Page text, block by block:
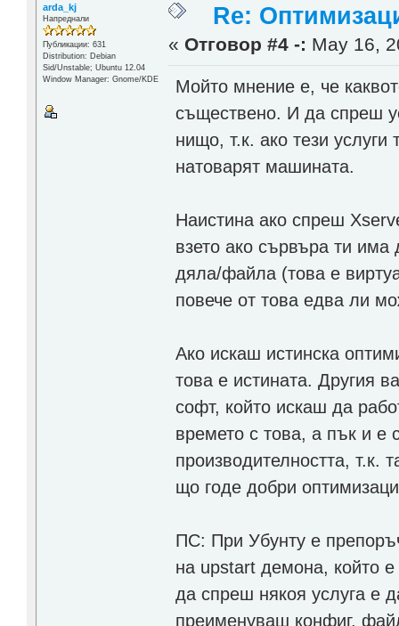
arda_kj
Напреднали
Публикации: 631
Distribution: Debian
Sid/Unstable; Ubuntu 12.04
Window Manager: Gnome/KDE
Re:
« Отговор #4 -: May 16,
Мойто мнение е, че
съществено. И да спреш
нищо, т.к. ако тези
натоварят машината.
Наистина ако спреш
взето ако сървъра ти
дяла/файла (това е
повече от това едва ли
Ако искаш истинска
това е истината. Другия
софт, който искаш да
времето с това, а пък и
производителността, т.к.
що годе добри
ПС: При Убунту е
на upstart демона, който е
да спреш някоя услуга е
преименуваш конфиг.